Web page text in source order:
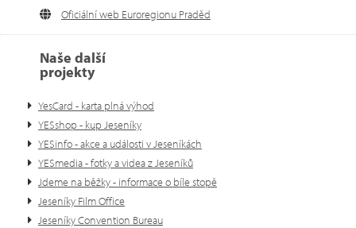
Oficiální web Euroregionu Praděd
Naše další
projekty
YesCard - karta plná výhod
YESshop - kup Jeseníky
YESinfo - akce a události v Jeseníkách
YESmedia - fotky a videa z Jeseníků
Jdeme na běžky - informace o bíle stopě
Jeseníky Film Office
Jeseníky Convention Bureau